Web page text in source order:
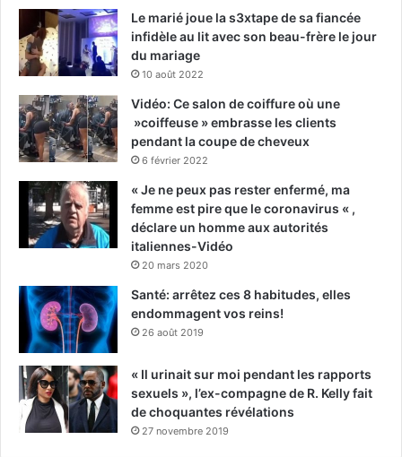
Le marié joue la s3xtape de sa fiancée
infidèle au lit avec son beau-frère le jour
du mariage
10 août 2022
Vidéo: Ce salon de coiffure où une
»coiffeuse » embrasse les clients
pendant la coupe de cheveux
6 février 2022
« Je ne peux pas rester enfermé, ma
femme est pire que le coronavirus « ,
déclare un homme aux autorités
italiennes-Vidéo
20 mars 2020
Santé: arrêtez ces 8 habitudes, elles
endommagent vos reins!
26 août 2019
« Il urinait sur moi pendant les rapports
sexuels », l’ex-compagne de R. Kelly fait
de choquantes révélations
27 novembre 2019